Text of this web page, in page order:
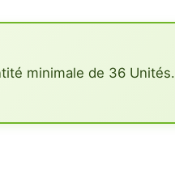
minimale de 36 Unités.